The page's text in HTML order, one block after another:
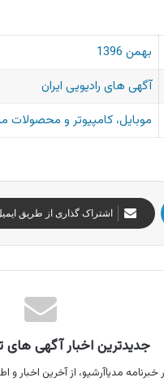
بهمن 1396
آگهی های رادیویی ایران
موبایل، کامپیوتر و محصولات
اشتراک گذاری از طریق
جدیدترین اخبار آگهی های
مدیاآرشیو، از آخرین اخبار و